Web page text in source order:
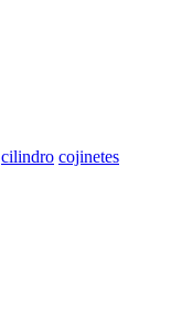
cilindro cojinetes